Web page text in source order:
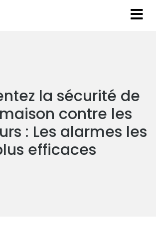
la sécurité de
contre les
: Les alarmes les
efficaces